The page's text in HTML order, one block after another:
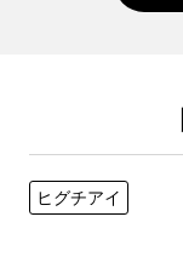
ヒグチアイ